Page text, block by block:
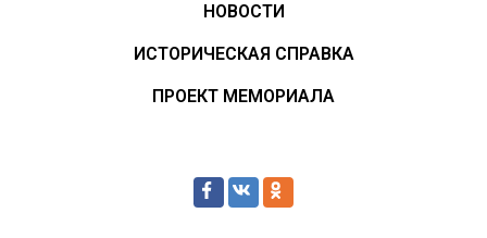
НОВОСТИ
ИСТОРИЧЕСКАЯ СПРАВКА
ПРОЕКТ МЕМОРИАЛА